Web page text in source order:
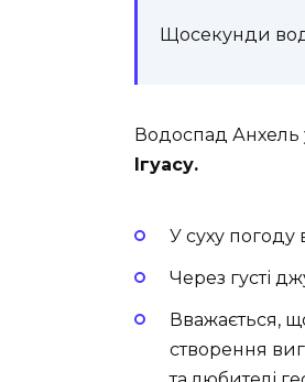
Щосекунди
Водоспад Анхель
Ігуасу.
У суху погоду
Через густі
Вважається,
створення